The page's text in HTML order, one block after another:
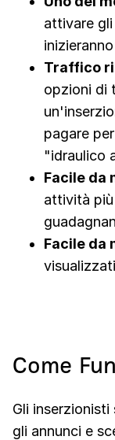
attivare
Traffico
opzioni di
pagare
"idraulico
Facile da
attività
Facile da
Come
Gli
gli annunci e